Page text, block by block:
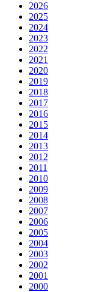
2026
2025
2024
2023
2022
2021
2020
2019
2018
2017
2016
2015
2014
2013
2012
2011
2010
2009
2008
2007
2006
2005
2004
2003
2002
2001
2000